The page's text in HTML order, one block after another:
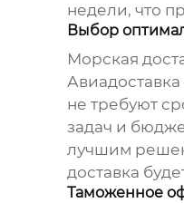
недели, что
Выбор
Морская
не требуют
задач и
лучшим
доставка
Таможенное